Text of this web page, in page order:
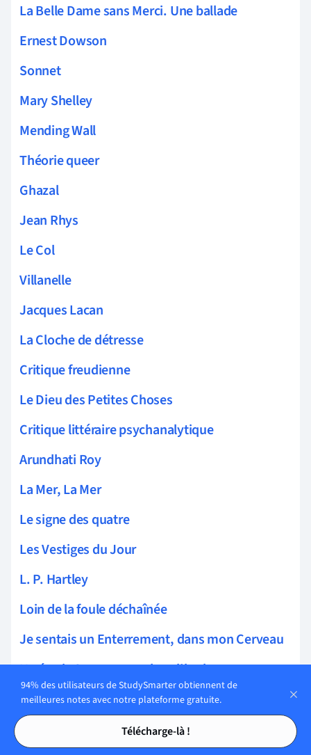
Tables des matières
Tables des matières
La Belle Dame sans Merci. Une ballade
Ernest Dowson
Sonnet
Mary Shelley
Mending Wall
Théorie queer
Ghazal
Jean Rhys
Le Col
Villanelle
Jacques Lacan
La Cloche de détresse
Critique freudienne
Le Dieu des Petites Choses
Critique littéraire psychanalytique
Arundhati Roy
La Mer, La Mer
Le signe des quatre
Les Vestiges du Jour
L. P. Hartley
Loin de la foule déchaînée
Je sentais un Enterrement, dans mon Cerveau
Un étroit Compagnon dans l'herbe
La route de la famine par Eavan Boland
Douze ans d'esclavage
94% des utilisateurs de StudySmarter obtiennent de
meilleures notes avec notre plateforme gratuite.
Télécharge-là !